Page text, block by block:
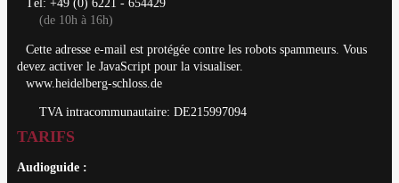
Tél: +49 (0) 6221 - 654429
(de 10h à 16h)
Cette adresse e-mail est protégée contre les robots spammeurs. Vous
devez activer le JavaScript pour la visualiser.
www.heidelberg-schloss.de
TVA intracommunautaire: DE215997094
TARIFS
Audioguide :